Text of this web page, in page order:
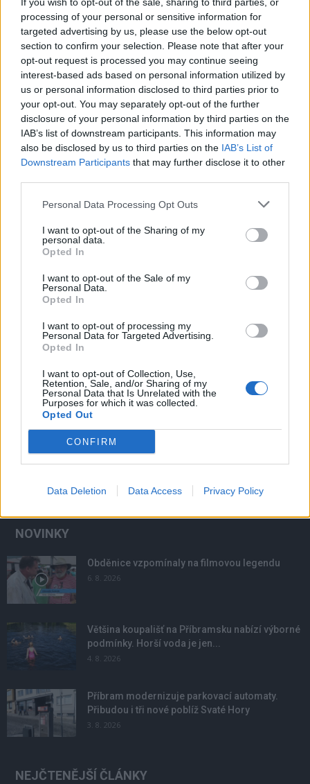
processing of your personal or sensitive information for
targeted advertising by us, please use the below opt-out
section to confirm your selection. Please note that after your
opt-out request is processed you may continue seeing
interest-based ads based on personal information utilized by
us or personal information disclosed to third parties prior to
your opt-out. You may separately opt-out of the further
disclosure of your personal information by third parties on the
IAB’s list of downstream participants. This information may
also be disclosed by us to third parties on the IAB’s List of
Downstream Participants that may further disclose it to other
Personal Data Processing Opt Outs
I want to opt-out of the Sharing of my
personal data.
Opted In
I want to opt-out of the Sale of my
Personal Data.
Opted In
I want to opt-out of processing my
Personal Data for Targeted Advertising.
Opted In
I want to opt-out of Collection, Use,
Retention, Sale, and/or Sharing of my
Personal Data that Is Unrelated with the
Purposes for which it was collected.
Opted Out
CONFIRM
Data Deletion Data Access Privacy Policy
Zpravodajství
FOTOGALERIE: Veřejnost si připomněla odkaz
Jana Palacha
Veronika Bonková - 20. 1. 2019
PŘÍBRAM - Padesát let od smrti Jana Palacha si veřejnost v Příbrami
připomněla v sobotu 19. ledna pietní akcí na Václavském náměstí v
horní...
Zpravodajství
v podvečer
Veronika Bonková - 17. 1. 2019
PŘÍBRAM – Padesát let od smrti studenta Jana Palacha si v Příbrami
může veřejnost připomenout v sobotu v podvečer od 17 hodin v
NOVINKY
Obděnice vzpomínaly na filmovou legendu
6. 8. 2026
Většina koupališť na Příbramsku nabízí výborné
podmínky. Horší voda je jen...
4. 8. 2026
Příbram modernizuje parkovací automaty.
Přibudou i tři nové poblíž Svaté Hory
3. 8. 2026
NEJČTENĚJŠÍ ČLÁNKY